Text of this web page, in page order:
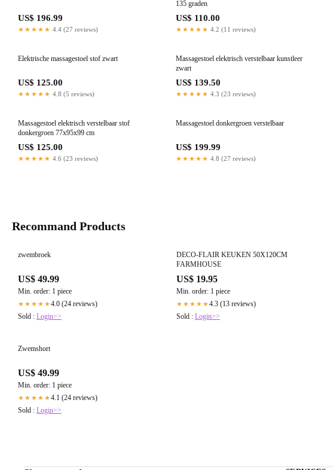
US$ 196.99
★★★★★ 4.4 (27 reviews)
135 graden
US$ 110.00
★★★★★ 4.2 (11 reviews)
Elektrische massagestoel stof zwart
US$ 125.00
★★★★★ 4.8 (5 reviews)
Massagestoel elektrisch verstelbaar kunstleer
zwart
US$ 139.50
★★★★★ 4.3 (23 reviews)
Massagestoel elektrisch verstelbaar stof
donkergroen 77x95x99 cm
US$ 125.00
★★★★★ 4.6 (23 reviews)
Massagestoel donkergroen verstelbaar
US$ 199.99
★★★★★ 4.8 (27 reviews)
Recommand Products
zwembroek
US$ 49.99
Min. order: 1 piece
★★★★★4.0 (24 reviews)
Sold : Login>>
DECO-FLAIR KEUKEN 50X120CM
FARMHOUSE
US$ 19.95
Min. order: 1 piece
★★★★★4.3 (13 reviews)
Sold : Login>>
Zwemshort
US$ 49.99
Min. order: 1 piece
★★★★★4.1 (24 reviews)
Sold : Login>>